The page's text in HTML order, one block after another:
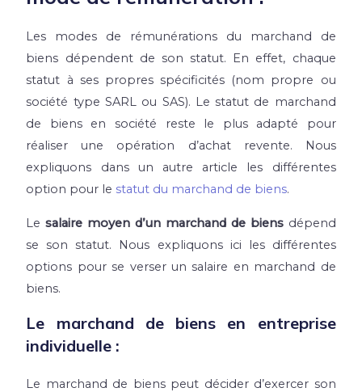
Les modes de rémunérations du marchand de
biens dépendent de son statut. En effet, chaque
statut à ses propres spécificités (nom propre ou
société type SARL ou SAS). Le statut de marchand
de biens en société reste le plus adapté pour
réaliser une opération d’achat revente. Nous
expliquons dans un autre article les différentes
option pour le statut du marchand de biens.
Lesalaire moyen d’un marchand de biensdépend
se son statut. Nous expliquons ici les différentes
options pour se verser un salaire en marchand de
biens.
Le marchand de biens en entreprise
individuelle :
Le marchand de biens peut décider d’exercer son